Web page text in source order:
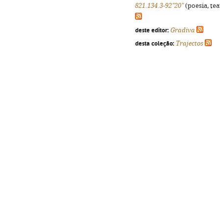
821.134.3-92"20"(poesia,
deste editor: Gradiva
desta coleção: Trajectos